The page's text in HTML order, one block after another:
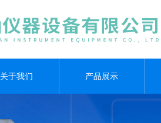
关于我们 产品展示